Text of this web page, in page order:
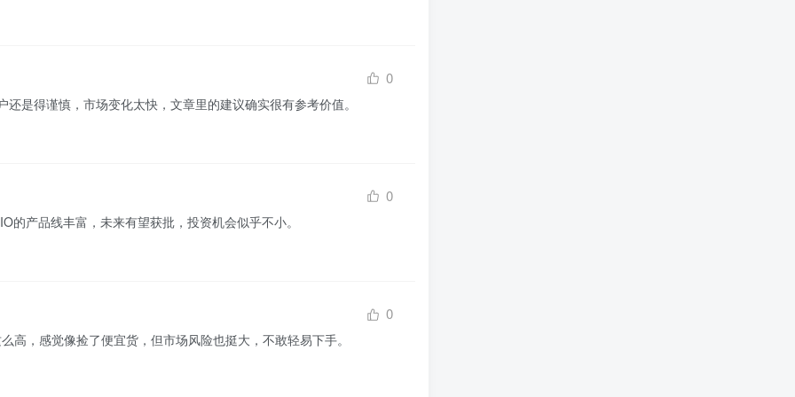
0
是得谨慎，市场变化太快，文章里的建议确实很有参考价值。
0
的产品线丰富，未来有望获批，投资机会似乎不小。
0
高，感觉像捡了便宜货，但市场风险也挺大，不敢轻易下手。